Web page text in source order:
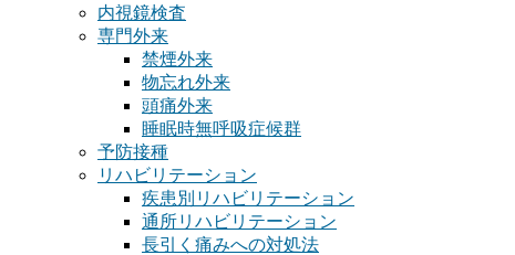
内視鏡検査
専門外来
禁煙外来
物忘れ外来
頭痛外来
睡眠時無呼吸症候群
予防接種
リハビリテーション
疾患別リハビリテーション
通所リハビリテーション
長引く痛みへの対処法